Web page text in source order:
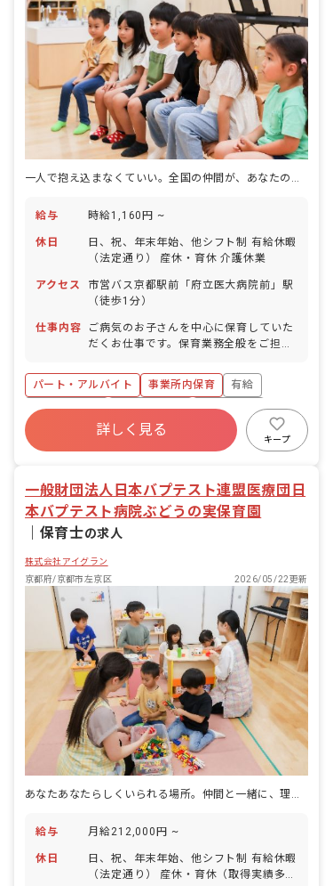
一人で抱え込まなくていい。全国の仲間が、あなたの悩みを解決するヒントに。
給与 時給1,160円 ~
休日
日、祝、年末年始、他シフト制 有給休暇
（法定通り） 産休・育休 介護休業
アクセス
市営バス京都駅前「府立医大病院前」駅
（徒歩1分）
仕事内容
ご病気のお子さんを中心に保育していた
だくお仕事です。保育業務全般をご担当
絵本を読んだり、お食事のサポートやお
昼寝、お着替えなどをお任せします。ご
病気のお子さん中心なので外遊びなどの
機会はほぼなく、なるべく安静にさせて
あげることが大切です。
パート・アルバイト 事業所内保育
有給
福利厚生充実
産休育休制度
未経験歓迎
WEB面接OK
詳しく見る
キープ
一般財団法人日本バプテスト連盟医療団日
本バプテスト病院ぶどうの実保育園
保育士の求人
株式会社アイグラン
京都府/京都市左京区
2026/05/22更新
給与 月給212,000円 ~
休日
日、祝、年末年始、他シフト制 有給休暇
（法定通り） 産休・育休（取得実績多